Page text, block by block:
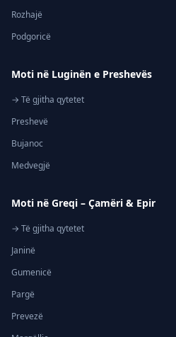
Rozhajë
Podgoricë
Moti në Luginën e Preshevës
→ Të gjitha qytetet
Preshevë
Bujanoc
Medvegjë
Moti në Greqi – Çamëri & Epir
→ Të gjitha qytetet
Janinë
Gumenicë
Pargë
Prevezë